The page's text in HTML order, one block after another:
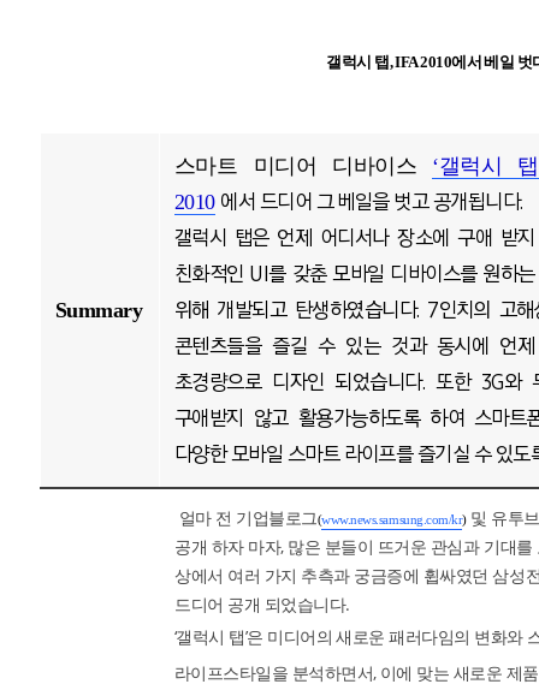
갤럭시 탭, IFA 2010에서 베일 벗
Summary
스마트 미디어 디바이스 ‘갤럭시 탭
2010 에서 드디어 그 베일을 벗고 공개됩니다.
갤럭시 탭은 언제 어디서나 장소에 구애 받
친화적인 UI를 갖춘 모바일 디바이스를 원하
위해 개발되고 탄생하였습니다. 7인치의 고
콘텐츠들을 즐길 수 있는 것과 동시에 언
초경량으로 디자인 되었습니다. 또한 3G
구애받지 않고 활용가능하도록 하여 스마
다양한 모바일 스마트 라이프를 즐기실 수 있도
얼마 전 기업블로그(www.news.samsung.com/kr) 및 유투
공개 하자 마자, 많은 분들이 뜨거운 관심과 기대
상에서 여러 가지 추측과 궁금증에 휩싸였던 삼성
드디어 공개 되었습니다.
‘갤럭시 탭’은 미디어의 새로운 패러다임의 변화와
라이프스타일을 분석하면서, 이에 맞는 새로운 제